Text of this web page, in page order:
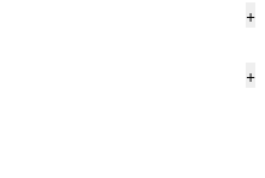
+
+